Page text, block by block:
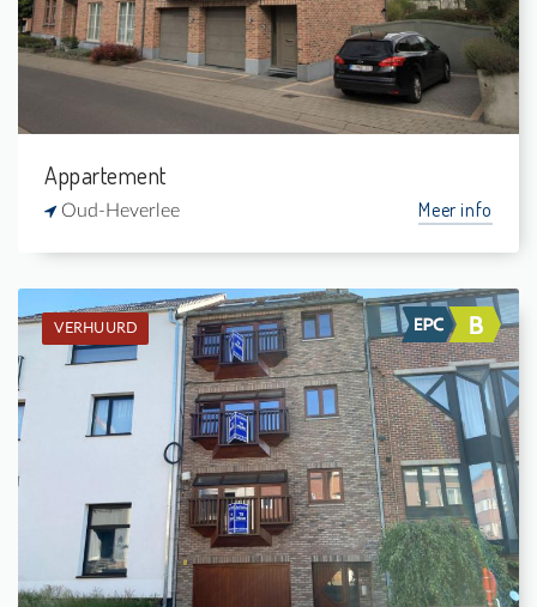
1
-
Appartement
Oud-Heverlee Meer info
VERHUURD
Verhuurd: Appartement
1
-
1
63 m²